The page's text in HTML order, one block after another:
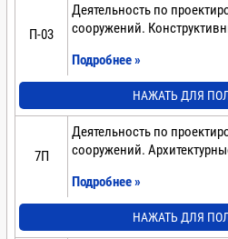
П-03
Деятельность по
сооружений.
Подробнее »
НАЖАТЬ ДЛЯ
7П
Деятельность по
сооружений.
Подробнее »
НАЖАТЬ ДЛЯ